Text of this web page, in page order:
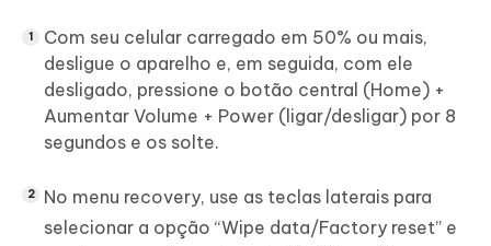
Com seu celular carregado em 50% ou mais,
desligue o aparelho e, em seguida, com ele
desligado, pressione o botão central (Home) +
Aumentar Volume + Power (ligar/desligar) por 8
segundos e os solte.
No menu recovery, use as teclas laterais para
selecionar a opção “Wipe data/Factory reset” e